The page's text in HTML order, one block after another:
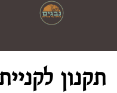
תקנון